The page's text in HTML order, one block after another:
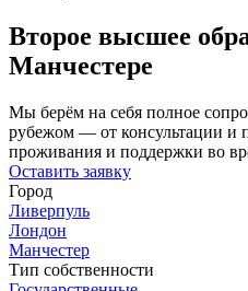
Второе высшее
Манчестере
Мы берём на себя полное
рубежом — от консультации и
проживания и поддержки во
Оставить заявку
Город
Ливерпуль
Лондон
Манчестер
Тип собственности